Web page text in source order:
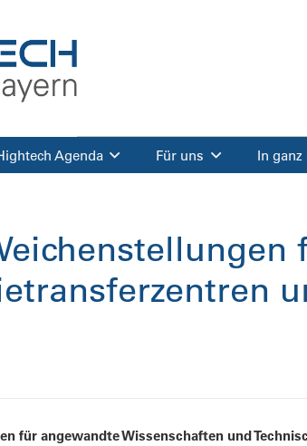
Agenda Für uns In ganz
für angewandte Wissenschaften und